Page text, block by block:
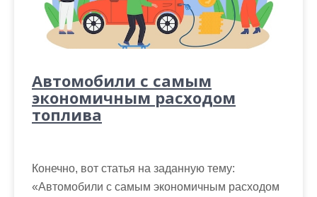
Автомобили с самым
экономичным расходом
топлива
Конечно, вот статья на заданную тему:
«Автомобили с самым экономичным расходом